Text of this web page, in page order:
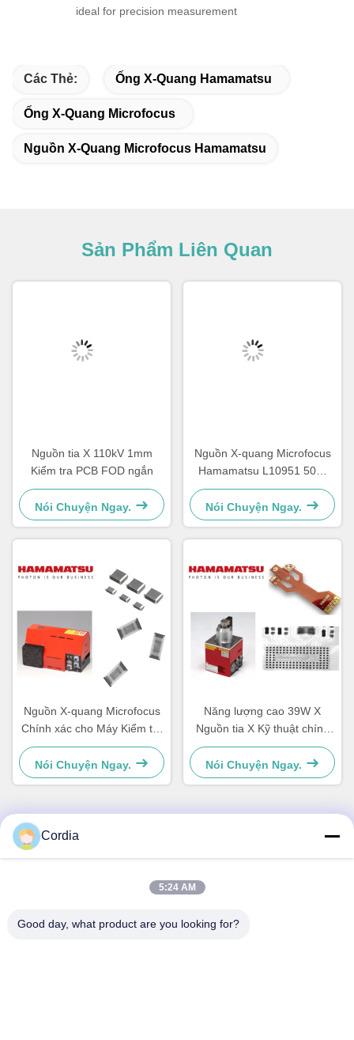
ideal for precision measurement
Các Thẻ: Ống X-Quang Hamamatsu
Ống X-Quang Microfocus
Nguồn X-Quang Microfocus Hamamatsu
Sản Phẩm Liên Quan
Nguồn tia X 110kV 1mm
Kiểm tra PCB FOD ngắn
Nói Chuyện Ngay.
Nguồn X-quang Microfocus
Hamamatsu L10951 50W
Ổn định Cao Bền
Nói Chuyện Ngay.
Nguồn X-quang Microfocus
Chính xác cho Máy Kiểm tra
X-quang Trực tuyến
Nói Chuyện Ngay.
Năng lượng cao 39W X
Nguồn tia X Kỹ thuật chính
xác Hamamatsu L9181-05
Nói Chuyện Ngay.
Liên lạc nhanh
Heping, Đường Fuhai, Quận Bảo An, Thâm Quyến
Cordia
5:24 AM
Good day, what product are you looking for?